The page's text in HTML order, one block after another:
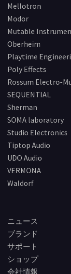
Mellotron
Modor
Mutable
Oberheim
Playtime
Poly Effects
Rossum Electro-
SEQUENTIAL
Sherman
SOMA laboratory
Studio Electronics
Tiptop Audio
UDO Audio
VERMONA
Waldorf
ニュース
ブランド
サポート
ショップ
会社情報